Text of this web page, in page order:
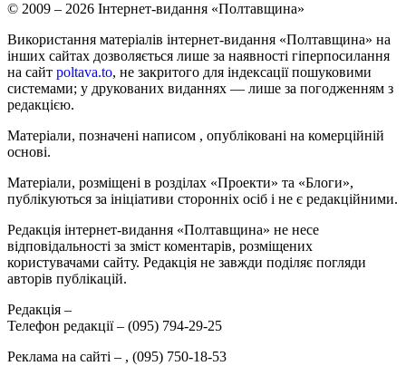
© 2009 – 2026 Інтернет-видання «Полтавщина»
Використання матеріалів інтернет-видання «Полтавщина» на
інших сайтах дозволяється лише за наявності гіперпосилання
на сайт poltava.to, не закритого для індексації пошуковими
системами; у друкованих виданнях — лише за погодженням з
редакцією.
Матеріали, позначені написом , опубліковані на комерційній
основі.
Матеріали, розміщені в розділах «Проекти» та «Блоги»,
публікуються за ініціативи сторонніх осіб і не є редакційними.
Редакція інтернет-видання «Полтавщина» не несе
відповідальності за зміст коментарів, розміщених
користувачами сайту. Редакція не завжди поділяє погляди
авторів публікацій.
Редакція –
Телефон редакції – (095) 794-29-25
Реклама на сайті – , (095) 750-18-53